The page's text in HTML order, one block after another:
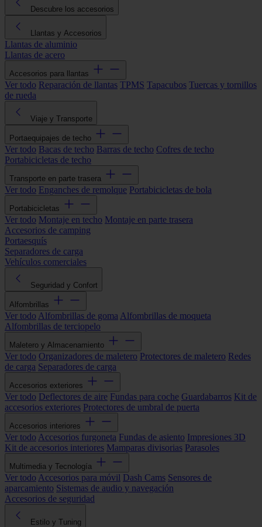
Descubre los accesorios
Llantas y Accesorios
Llantas de aluminio
Llantas de acero
Accesorios para llantas
Ver todo Reparación de llantas TPMS Tapacubos Tuercas y tornillos
de rueda
Viaje y Transporte
Portaequipajes de techo
Ver todo Bacas de techo Barras de techo Cofres de techo
Portabicicletas de techo
Transporte en parte trasera
Ver todo Enganches de remolque Portabicicletas de bola
Portabicicletas
Ver todo Montaje en techo Montaje en parte trasera
Accesorios de camping
Portaesquís
Separadores de carga
Vehículos comerciales
Seguridad y Confort
Alfombrillas
Ver todo Alfombrillas de goma Alfombrillas de moqueta
Alfombrillas de terciopelo
Maletero y Almacenamiento
Ver todo Organizadores de maletero Protectores de maletero Redes
de carga Separadores de carga
Accesorios exteriores
Ver todo Deflectores de aire Fundas para coche Guardabarros Kit de
accesorios exteriores Protectores de umbral de puerta
Accesorios interiores
Ver todo Accesorios furgoneta Fundas de asiento Impresiones 3D
Kit de accesorios interiores Mamparas divisorias Parasoles
Multimedia y Tecnología
Ver todo Accesorios para móvil Dash Cams Sensores de
aparcamiento Sistemas de audio y navegación
Accesorios de seguridad
Estilo y Tuning